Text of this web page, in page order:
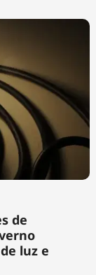
de
luz e